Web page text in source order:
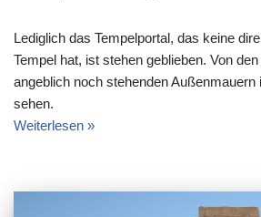
Lediglich das Tempelportal, das keine
Tempel hat, ist stehen geblieben. Von
angeblich noch stehenden
sehen.
Weiterlesen »